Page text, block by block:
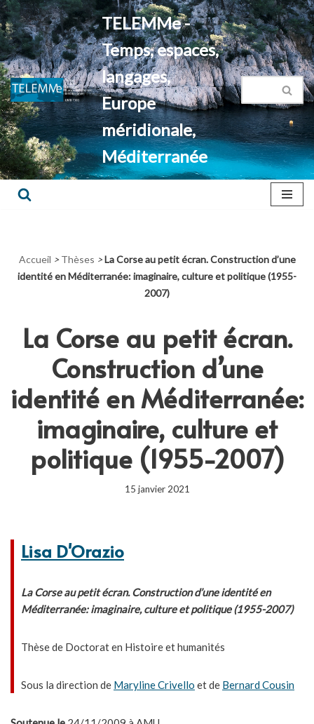
Aller
au
contenu
TELEMMe -
Temps, espaces,
langages,
Europe
méridionale,
Méditerranée
Accueil > Thèses > La Corse au petit écran. Construction d’une
identité en Méditerranée: imaginaire, culture et politique (1955-
2007)
La Corse au petit écran.
Construction d’une
identité en Méditerranée:
imaginaire, culture et
politique (1955-2007)
15 janvier 2021
Lisa D'Orazio
La Corse au petit écran. Construction d’une identité en
Méditerranée: imaginaire, culture et politique (1955-2007)
Thèse de Doctorat en Histoire et humanités
Sous la direction de Maryline Crivello et de Bernard Cousin